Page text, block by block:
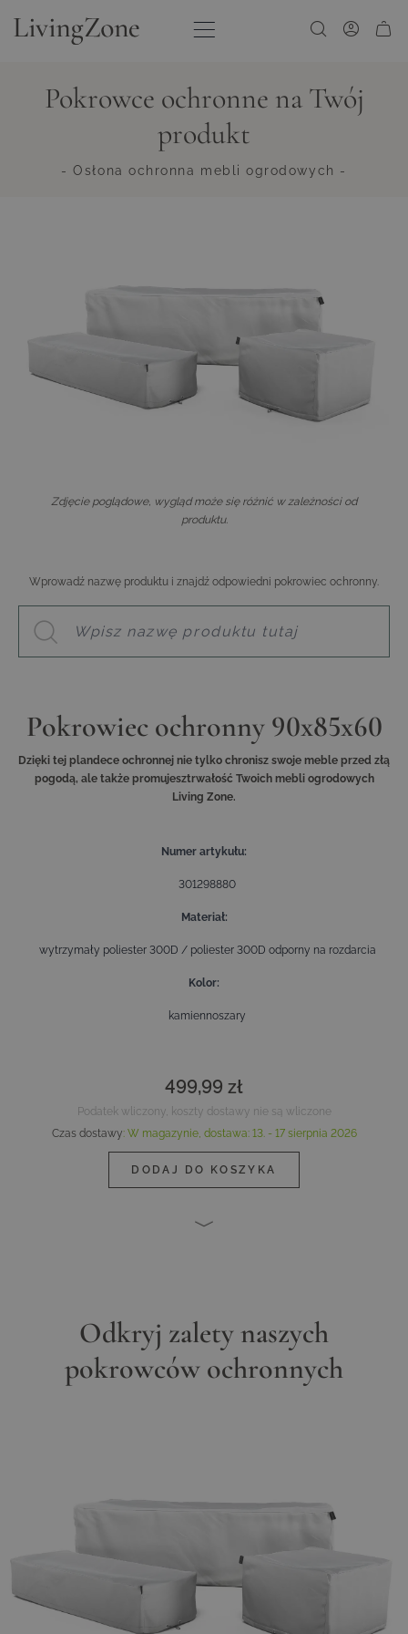
Pokrowce ochronne na Twój
produkt
- Osłona ochronna mebli ogrodowych -
Zdjęcie poglądowe, wygląd może się różnić w zależności od
produktu.
Wprowadź nazwę produktu i znajdź odpowiedni pokrowiec ochronny.
Pokrowiec ochronny 90x85x60
Dzięki tej plandece ochronnej nie tylko chronisz swoje meble przed złą
pogodą, ale także promujesztrwałość Twoich mebli ogrodowych
Living Zone.
Numer artykułu
301298880
Materiał
wytrzymały poliester 300D / poliester 300D odporny na rozdarcia
Kolor
kamiennoszary
499,99 zł
Podatek wliczony, koszty dostawy nie są wliczone
Czas dostawy: W magazynie, dostawa: 13. - 17 sierpnia 2026
DODAJ DO KOSZYKA
Odkryj zalety naszych
pokrowców ochronnych